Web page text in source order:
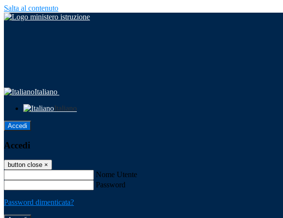
Salta al contenuto
Italiano
Italiano
Accedi
Accedi
button close ×
Nome Utente
Password
Password dimenticata?